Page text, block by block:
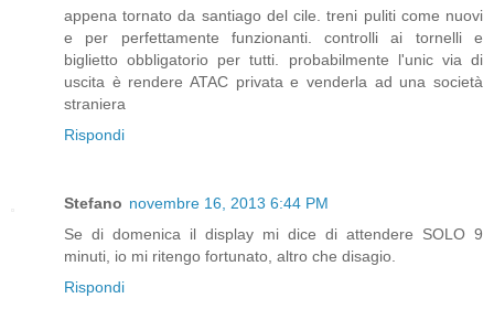
appena tornato da santiago del cile. treni puliti come nuovi
e per perfettamente funzionanti. controlli ai tornelli e
biglietto obbligatorio per tutti. probabilmente l'unic via di
uscita è rendere ATAC privata e venderla ad una società
straniera
Rispondi
Stefano novembre 16, 2013 6:44 PM
Se di domenica il display mi dice di attendere SOLO 9
minuti, io mi ritengo fortunato, altro che disagio.
Rispondi